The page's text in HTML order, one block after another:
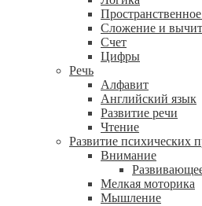
Сложение и
Счет
Цифры
Речь
Алфавит
Английский язык
Развитие речи
Чтение
Развитие психических
Внимание
Мелкая моторика
Мышление